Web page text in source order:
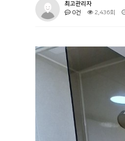
최고관리자
0건
2,436회